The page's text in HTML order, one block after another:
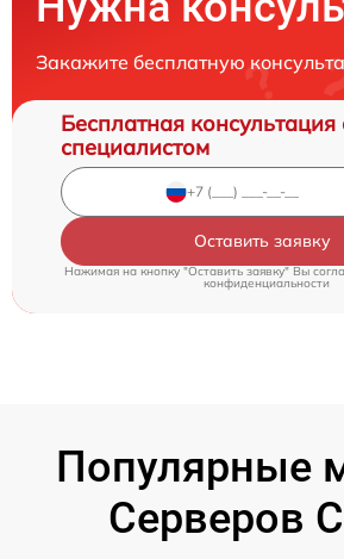
Закажите бесплатную
Бесплатная консультация
специалистом
Оставить заявку
Нажимая на кнопку "Оставить заявку" Вы
конфиденциальности
Популярные
Серверов